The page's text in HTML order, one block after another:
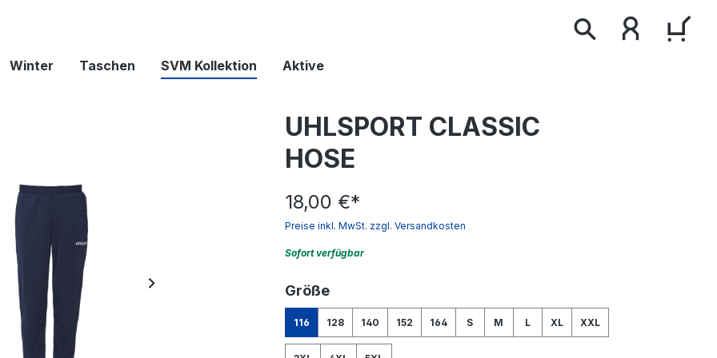
Winter Taschen SVM Kollektion Aktive
UHLSPORT CLASSIC
HOSE
18,00 €*
Preise inkl. MwSt. zzgl. Versandkosten
Sofort verfügbar
Größeauswählen
116 128 140 152 164 S M L XL XXL